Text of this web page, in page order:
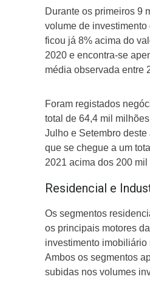
Durante os primeiros 9
volume de
ficou já 8% acima do
2020 e encontra-se
média observada entre
Foram registados
total de 64,4 mil
Julho e Setembro deste
que se chegue a um
2021 acima dos 200
Residencial e
Os segmentos
os principais motores
investimento imobiliário
Ambos os segmentos
subidas nos volumes